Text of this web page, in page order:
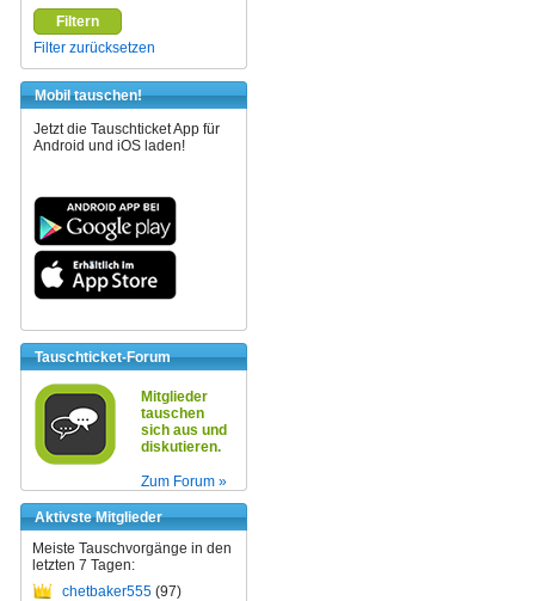
Filtern
Filter zurücksetzen
Mobil tauschen!
Jetzt die Tauschticket App für
Android und iOS laden!
Tauschticket-Forum
Mitglieder
tauschen
sich aus und
diskutieren.
Zum Forum »
Aktivste Mitglieder
Meiste Tauschvorgänge in den
letzten 7 Tagen:
chetbaker555 (97)